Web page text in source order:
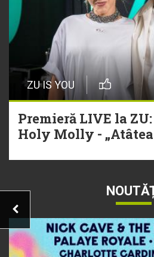
ZU IS YOU
Premieră LIVE la
Holy Molly -